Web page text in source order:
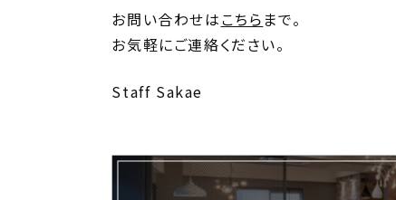
お問い合わせはこちら まで。
お気軽にご連絡ください。
Staff Sakae